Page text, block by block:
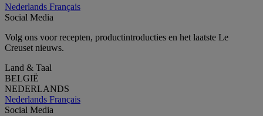
Nederlands Français
Social Media
Volg ons voor recepten, productintroducties en het laatste Le
Creuset nieuws.
Land & Taal
BELGIË
NEDERLANDS
Nederlands Français
Social Media